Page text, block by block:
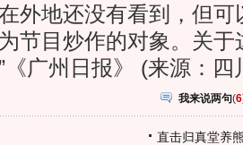
外地还没有看到，但可
节目炒作的对象。关于
《广州日报》 (来源：
我来说两句(6
直击归真堂养